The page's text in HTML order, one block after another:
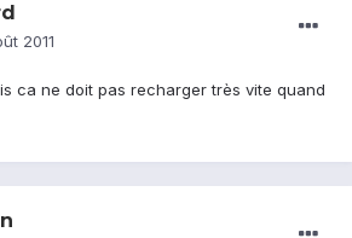
2011
ca ne doit pas recharger très vite quand